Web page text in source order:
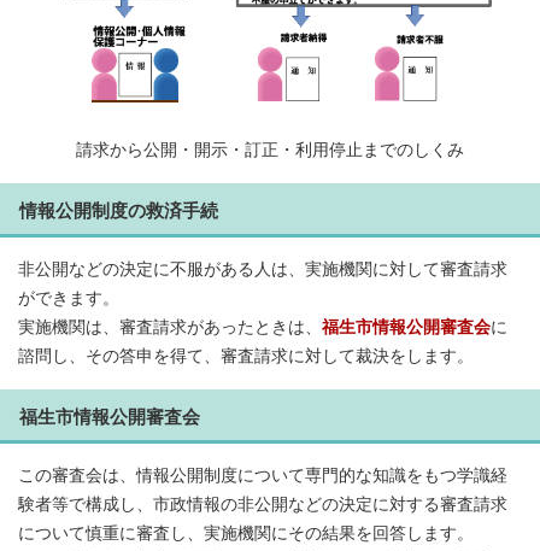
請求から公開・開示・訂正・利用停止までのしくみ
情報公開制度の救済手続
非公開などの決定に不服がある人は、実施機関に対して審査請求
ができます。
実施機関は、審査請求があったときは、 福生市情報公開審査会に
諮問し、その答申を得て、審査請求に対して裁決をします。
福生市情報公開審査会
この審査会は、情報公開制度について専門的な知識をもつ学識経
験者等で構成し、市政情報の非公開などの決定に対する審査請求
について慎重に審査し、実施機関にその結果を回答します。